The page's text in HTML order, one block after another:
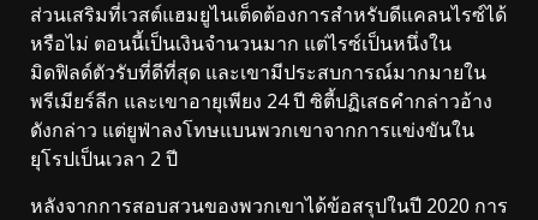
ส่วนเสริมที่เวสต์แฮมยูไนเต็ดต้องการสำหรับดีแคลนไรซ์ได้
หรือไม่ ตอนนี้เป็นเงินจำนวนมาก แต่ไรซ์เป็นหนึ่งใน
มิดฟิลด์ตัวรับที่ดีที่สุด และเขามีประสบการณ์มากมายใน
พรีเมียร์ลีก และเขาอายุเพียง 24 ปี ซิตี้ปฏิเสธคำกล่าวอ้าง
ดังกล่าว แต่ยูฟ่าลงโทษแบนพวกเขาจากการแข่งขันใน
ยุโรปเป็นเวลา 2 ปี
หลังจากการสอบสวนของพวกเขาได้ข้อสรุปในปี 2020 การ